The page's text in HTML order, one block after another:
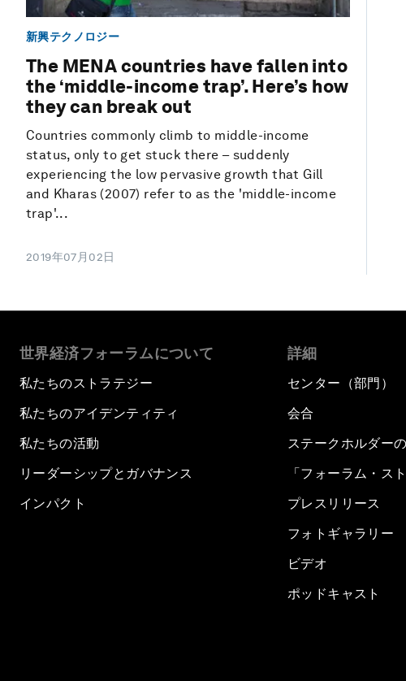
新興テクノロジー
The MENA countries have fallen into
the ‘middle-income trap’. Here’s how
they can break out
Countries commonly climb to middle-income
status, only to get stuck there – suddenly
experiencing the low pervasive growth that Gill
and Kharas (2007) refer to as the 'middle-income
trap'...
2019年07月02日
世界経済フォーラムについて
私たちのストラテジー
私たちのアイデンティティ
私たちの活動
リーダーシップとガバナンス
インパクト
詳細
センター（部門）
会合
ステークホルダー
「フォーラム・ス
プレスリリース
フォトギャラリー
ビデオ
ポッドキャスト